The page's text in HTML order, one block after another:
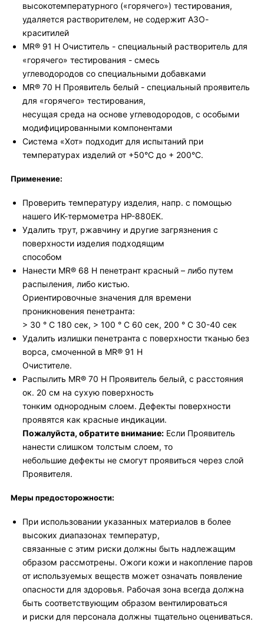
высокотемпературного («горячего») тестирования,
удаляется растворителем, не содержит АЗО-
краситилей
MR® 91 H Очиститель - специальный растворитель для
«горячего» тестирования - смесь
углеводородов со специальными добавками
MR® 70 H Проявитель белый - специальный проявитель
для «горячего» тестирования,
несущая среда на основе углеводородов, с особыми
модифицированными компонентами
Система «Хот» подходит для испытаний при
температурах изделий от +50°С до + 200°C.
Применение:
Проверить температуру изделия, напр. с помощью
нашего ИК-термометра HP-880EK.
Удалить трут, ржавчину и другие загрязнения с
поверхности изделия подходящим
способом
Нанести MR® 68 H пенетрант красный – либо путем
распыления, либо кистью.
Ориентировочные значения для времени
проникновения пенетранта:
> 30 ° C 180 сек, > 100 ° C 60 сек, 200 ° C 30-40 сек
Удалить излишки пенетранта с поверхности тканью без
ворса, смоченной в MR® 91 H
Очистителе.
Распылить MR® 70 H Проявитель белый, с расстояния
ок. 20 см на сухую поверхность
тонким однородным слоем. Дефекты поверхности
проявятся как красные индикации.
Пожалуйста, обратите внимание: Если Проявитель
нанести слишком толстым слоем, то
небольшие дефекты не смогут проявиться через слой
Проявителя.
Меры предосторожности:
При использовании указанных материалов в более
высоких диапазонах температур,
связанные с этим риски должны быть надлежащим
образом рассмотрены. Ожоги кожи и накопление паров
от используемых веществ может означать появление
опасности для здоровья. Рабочая зона всегда должна
быть соответствующим образом вентилироваться
и риски для персонала должны тщательно оцениваться.